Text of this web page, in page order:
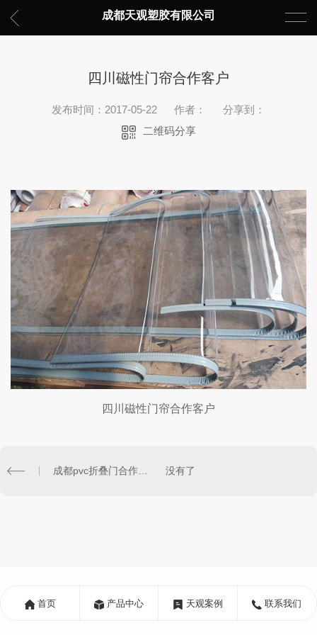
成都天观塑胶有限公司
四川磁性门帘合作客户
发布时间：2017-05-22 作者：
分享到：
二维码分享
四川磁性门帘合作客户
没有了
首页 产品中心 天观案例 联系我们